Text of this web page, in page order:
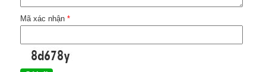
Mã xác nhận *